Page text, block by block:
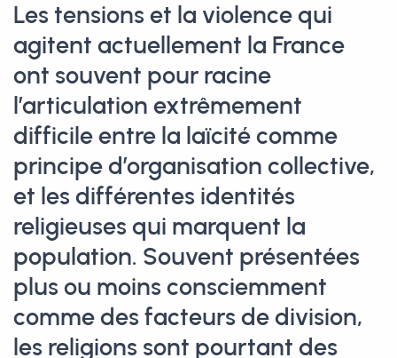
Les tensions et la violence qui
agitent actuellement la France
ont souvent pour racine
l’articulation extrêmement
difficile entre la laïcité comme
principe d’organisation collective,
et les différentes identités
religieuses qui marquent la
population. Souvent présentées
plus ou moins consciemment
comme des facteurs de division,
les religions sont pourtant des